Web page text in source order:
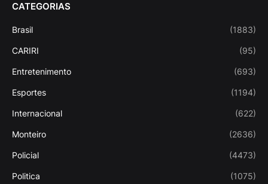
CATEGORIAS
Brasil (1883)
CARIRI (95)
Entretenimento (693)
Esportes (1194)
Internacional (622)
Monteiro (2636)
Policial (4473)
Politica (1075)